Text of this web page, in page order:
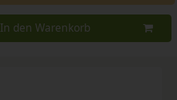
In den Warenkorb